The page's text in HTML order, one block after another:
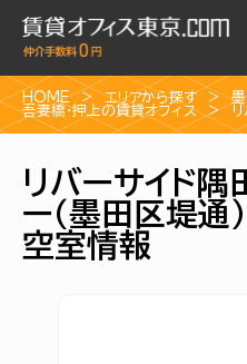
HOME エリアから探す
吾妻橋・押上の賃貸オフィス
リバーサイド隅
ー（墨田区堤通
空室情報